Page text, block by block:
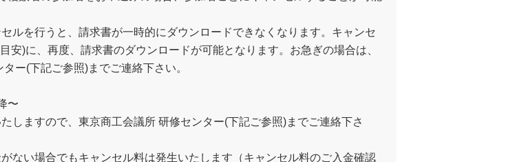
ルを行うと、請求書が一時的にダウンロードできなくなります。キャンセ
安)に、再度、請求書のダウンロードが可能となります。お急ぎの場合は、
ー(下記ご参照)までご連絡下さい。
〜
しますので、東京商工会議所 研修センター(下記ご参照)までご連絡下さ
がない場合でもキャンセル料は発生いたします（キャンセル料のご入金確認